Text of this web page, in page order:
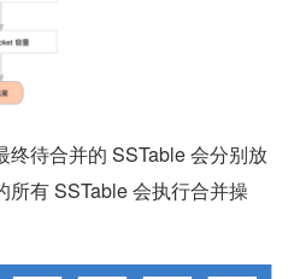
终待合并的 SSTable 会分别放
有 SSTable 会执行合并操